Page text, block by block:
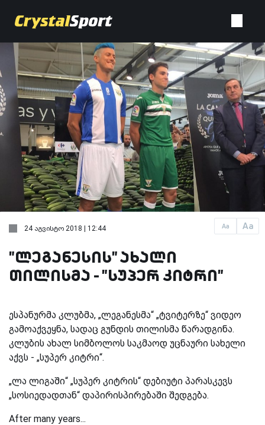
Aa Aa
24 აგვისტო 2018 | 12:44
"ლეგანესის" ახალი
თილისმა - "სუპერ კიტრი"
ესპანურმა კლუბმა, „ლეგანესმა“ „ტვიტერზე“ ვიდეო
გამოაქვეყნა, სადაც გუნდის თილისმა წარადგინა.
კლუბის ახალ სიმბოლოს საკმაოდ უცნაური სახელი
აქვს - „სუპერ კიტრი“.
„ლა ლიგაში“ „სუპერ კიტრის“ დებიუტი პარასკევს
„სოსიედადთან“ დაპირისპირებაში შედგება.
After many years...